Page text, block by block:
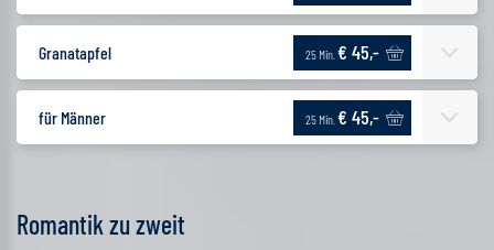
Granatapfel 25 Min. € 45,-
für Männer 25 Min. € 45,-
Romantik zu zweit